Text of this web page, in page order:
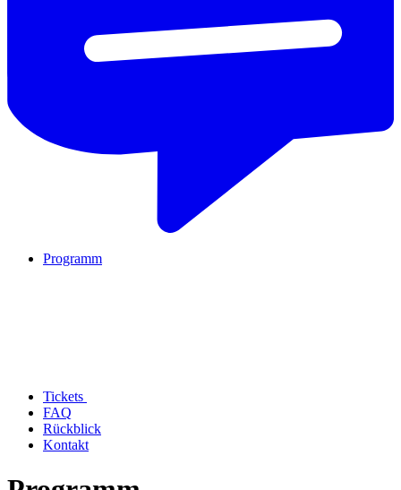
Programm
Tickets
FAQ
Rückblick
Kontakt